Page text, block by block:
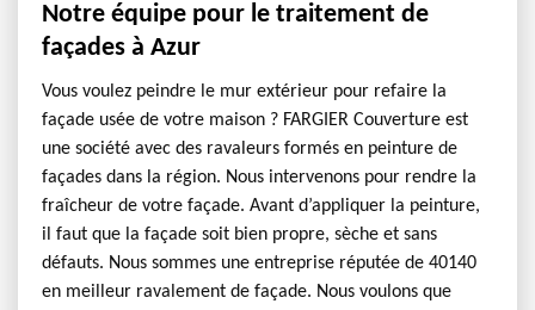
Notre équipe pour le traitement de
façades à Azur
Vous voulez peindre le mur extérieur pour refaire la
façade usée de votre maison ? FARGIER Couverture est
une société avec des ravaleurs formés en peinture de
façades dans la région. Nous intervenons pour rendre la
fraîcheur de votre façade. Avant d’appliquer la peinture,
il faut que la façade soit bien propre, sèche et sans
défauts. Nous sommes une entreprise réputée de 40140
en meilleur ravalement de façade. Nous voulons que